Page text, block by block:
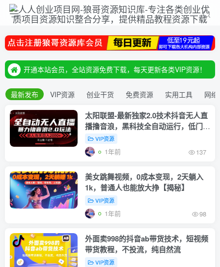
开通会员后记得添加站长QQ381697915
开通本站会员，全站资源免费下载，每天更新各类VIP资源！
开通会员后记得添加站长QQ381697915
开通本站会员，全站资源免费下载，每天更新各类VIP资源！
最新发布 VIP资源 创业干货 免费资源 实用工具 网
太阳联盟-最新独家2.0技术抖音无人直
播撸音浪，黑科技全自动运行，低门
槛，新手当天日入2k+【揭秘】
VIP资源
1年前 137
美女跳舞视频，0成本变现，2天躺入
1k，普通人也能放大挣【揭秘】
VIP资源
1年前 98
外面卖998的抖音ab带货技术，短视频
带货教程，不投流，纯自然流
VIP资源